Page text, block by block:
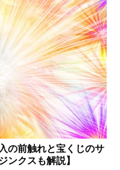
の前触れと宝くじのサ
ンクスも解説】